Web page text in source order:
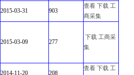
2015-03-31 903
查看 下载 工
商采集
2015-03-09 277
下载 工商采
集
2014-11-20 208
查看 下载 工